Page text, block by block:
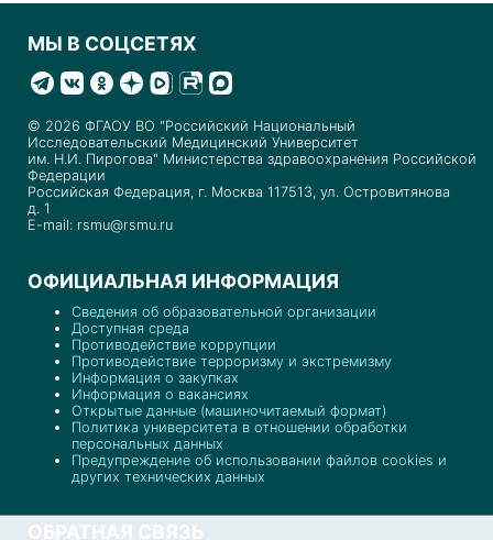
МЫ В СОЦСЕТЯХ
© 2026 ФГАОУ ВО "Российский Национальный
Исследовательский Медицинский Университет
им. Н.И. Пирогова" Министерства здравоохранения Российской
Федерации
Российская Федерация, г. Москва 117513, ул. Островитянова
д. 1
E-mail: rsmu@rsmu.ru
ОФИЦИАЛЬНАЯ ИНФОРМАЦИЯ
Сведения об образовательной организации
Доступная среда
Противодействие коррупции
Противодействие терроризму и экстремизму
Информация о закупках
Информация о вакансиях
Открытые данные (машиночитаемый формат)
Политика университета в отношении обработки
персональных данных
Предупреждение об использовании файлов cookies и
других технических данных
ОБРАТНАЯ СВЯЗЬ